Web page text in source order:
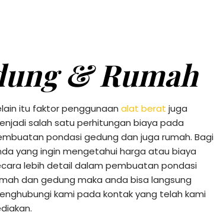
& Rumah
itu faktor penggunaanalat berat juga
salah satu perhitungan biaya pada
pondasi gedung dan juga rumah. Bagi
yang ingin mengetahui harga atau biaya
lebih detail dalam pembuatan pondasi
dan gedung maka anda bisa langsung
kami pada kontak yang telah kami